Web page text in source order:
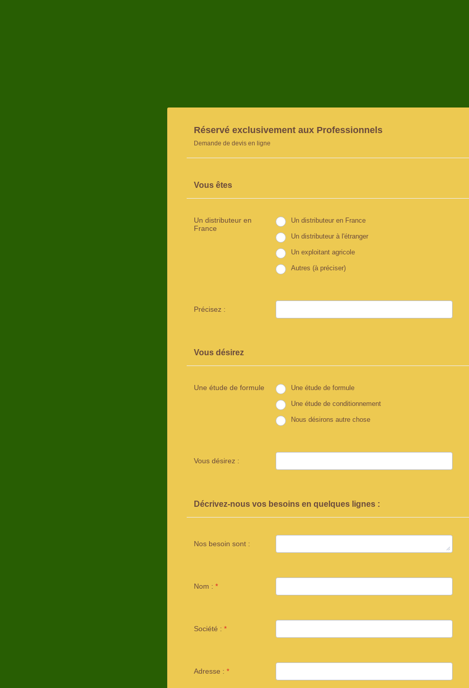
Réservé exclusivement aux Professionnels
Demande de devis en ligne
Vous êtes
Un distributeur en
France
Un distributeur en France
Un distributeur à l'étranger
Un exploitant agricole
Autres (à préciser)
Précisez :
Vous désirez
Une étude de formule Une étude de formule
Une étude de conditionnement
Nous désirons autre chose
Vous désirez :
Décrivez-nous vos besoins en quelques lignes :
Nos besoin sont :
Nom : *
Société : *
Adresse : *